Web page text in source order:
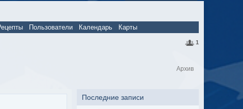
Пользователи Календарь Карты
1
Архив
Последние записи